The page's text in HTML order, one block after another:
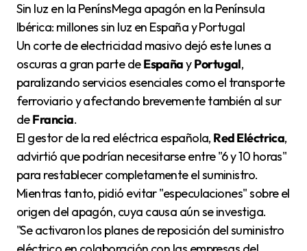
Sin luz en la PenínsMega apagón en la Península
Ibérica: millones sin luz en España y Portugal
Un corte de electricidad masivo dejó este lunes a
oscuras a gran parte deEspañayPortugal,
paralizando servicios esenciales como el transporte
ferroviario y afectando brevemente también al sur
deFrancia.
El gestor de la red eléctrica española, Red Eléctrica,
advirtió que podrían necesitarse entre "6 y 10 horas"
para restablecer completamente el suministro.
Mientras tanto, pidió evitar "especulaciones" sobre el
origen del apagón, cuya causa aún se investiga.
"Se activaron los planes de reposición del suministro